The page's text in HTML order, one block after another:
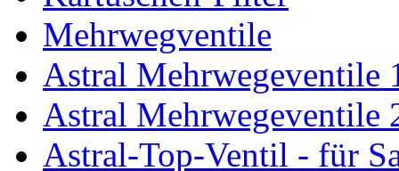
Mehrwegventile
Astral Mehrwegeventile
Astral Mehrwegeventile
Astral-Top-Ventil - für